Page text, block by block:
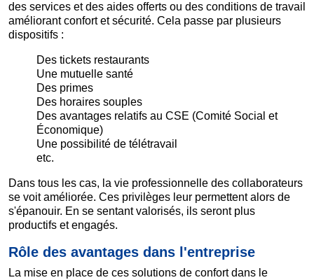
des services et des aides offerts ou des conditions de travail
améliorant confort et sécurité. Cela passe par plusieurs
dispositifs :
Des tickets restaurants
Une mutuelle santé
Des primes
Des horaires souples
Des avantages relatifs au CSE (Comité Social et
Économique)
Une possibilité de télétravail
etc.
Dans tous les cas, la vie professionnelle des collaborateurs
se voit améliorée. Ces privilèges leur permettent alors de
s'épanouir. En se sentant valorisés, ils seront plus
productifs et engagés.
Rôle des avantages dans l'entreprise
La mise en place de ces solutions de confort dans le